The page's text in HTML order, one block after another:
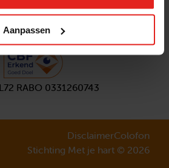
Aanpassen
RABO 0331260743
DisclaimerColofon
Stichting Met je hart © 2026